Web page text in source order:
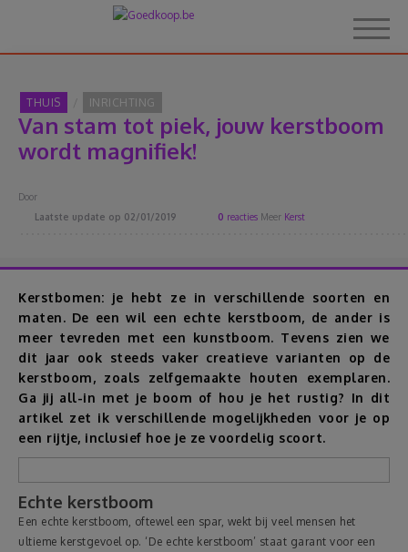
Over Goedkoop.be
Korting
Thema's
Reviews
Reizen
Geldzaken
Thuis
THUIS INRICHTING
Van stam tot piek, jouw kerstboom
wordt magnifiek!
Door
Laatste update op 02/01/2019 0 reacties Meer Kerst
Kerstbomen: je hebt ze in verschillende soorten en
maten. De een wil een echte kerstboom, de ander is
meer tevreden met een kunstboom. Tevens zien we
dit jaar ook steeds vaker creatieve varianten op de
kerstboom, zoals zelfgemaakte houten exemplaren.
Ga jij all-in met je boom of hou je het rustig? In dit
artikel zet ik verschillende mogelijkheden voor je op
een rijtje, inclusief hoe je ze voordelig scoort.
Echte kerstboom
Een echte kerstboom, oftewel een spar, wekt bij veel mensen het
ultieme kerstgevoel op. ‘De echte kerstboom’ staat garant voor een